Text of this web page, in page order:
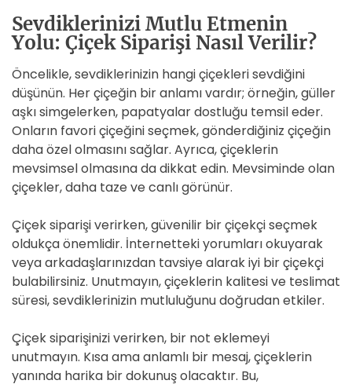
Sevdiklerinizi Mutlu Etmenin
Yolu: Çiçek Siparişi Nasıl Verilir?
Öncelikle, sevdiklerinizin hangi çiçekleri sevdiğini
düşünün. Her çiçeğin bir anlamı vardır; örneğin, güller
aşkı simgelerken, papatyalar dostluğu temsil eder.
Onların favori çiçeğini seçmek, gönderdiğiniz çiçeğin
daha özel olmasını sağlar. Ayrıca, çiçeklerin
mevsimsel olmasına da dikkat edin. Mevsiminde olan
çiçekler, daha taze ve canlı görünür.
Çiçek siparişi verirken, güvenilir bir çiçekçi seçmek
oldukça önemlidir. İnternetteki yorumları okuyarak
veya arkadaşlarınızdan tavsiye alarak iyi bir çiçekçi
bulabilirsiniz. Unutmayın, çiçeklerin kalitesi ve teslimat
süresi, sevdiklerinizin mutluluğunu doğrudan etkiler.
Çiçek siparişinizi verirken, bir not eklemeyi
unutmayın. Kısa ama anlamlı bir mesaj, çiçeklerin
yanında harika bir dokunuş olacaktır. Bu,